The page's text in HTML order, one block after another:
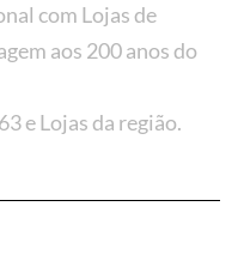
com Lojas de
aos 200 anos do
e Lojas da região.